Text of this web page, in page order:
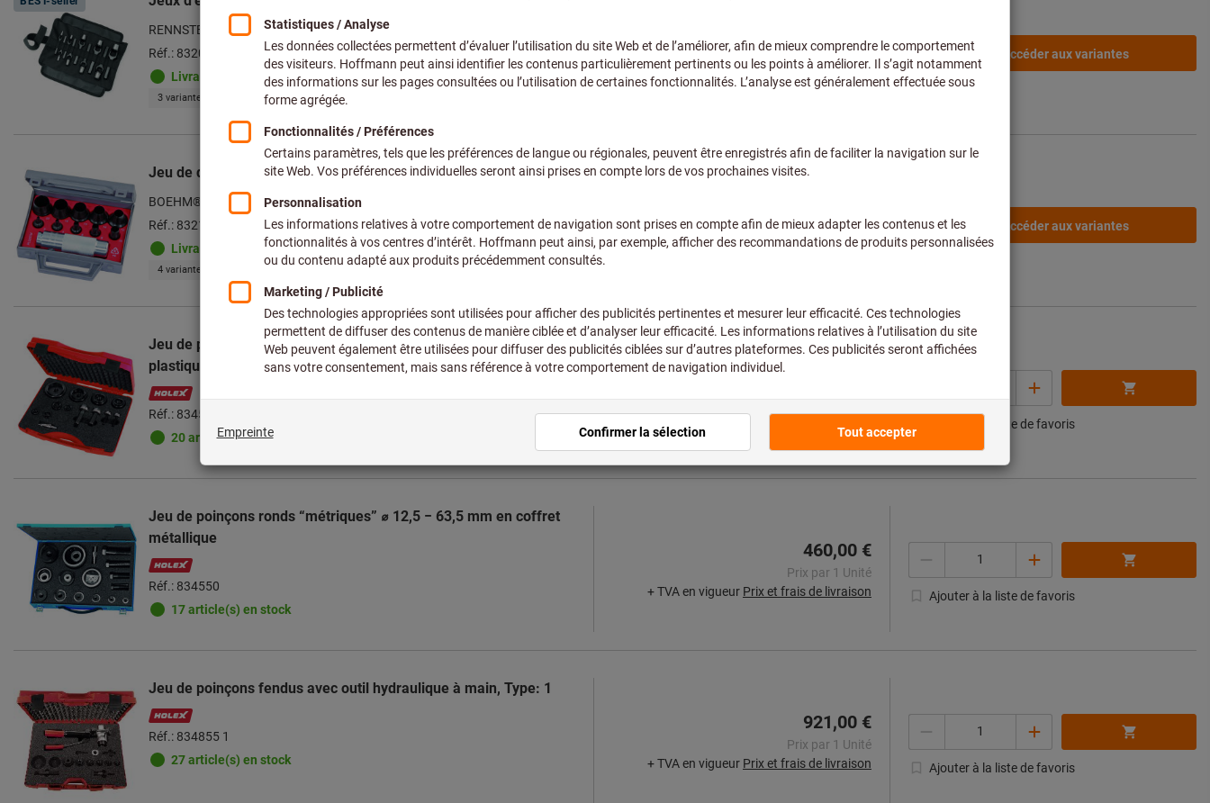
RENNSTEIG
Réf.: 832011
Livrable
3 variantes
64,40 €
+ TVA en vigueur Prix et frais de livraison
Accéder aux variantes
Jeu de découpe-joints universels complet en coffret
BOEHM®
Réf.: 832100
Livrable
4 variantes
83,00 €
+ TVA en vigueur Prix et frais de livraison
Accéder aux variantes
Jeu de poinçons fendus “UNF” ⌀ 16,2 − 63,5 mm dans coffret en
plastique, Type: 1
Réf.: 834555 1
20 article(s) en stock
Prix par 1 Unité
Prix et frais de livraison Ajouter à la liste de favoris
Jeu de poinçons ronds “métriques” ⌀ 12,5 − 63,5 mm en coffret
métallique
Réf.: 834550
17 article(s) en stock
460,00 €
Prix par 1 Unité
+ TVA en vigueur Prix et frais de livraison Ajouter à la liste de favoris
Jeu de poinçons fendus avec outil hydraulique à main, Type: 1
Réf.: 834855 1
27 article(s) en stock
921,00 €
Prix par 1 Unité
+ TVA en vigueur Prix et frais de livraison Ajouter à la liste de favoris